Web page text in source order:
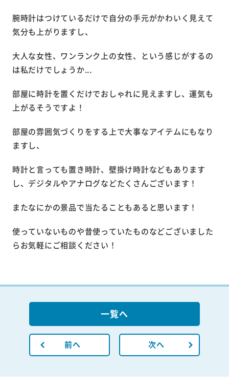
腕時計はつけているだけで自分の手元がかわいく見えて
気分も上がりますし、
大人な女性、ワンランク上の女性、という感じがするの
は私だけでしょうか...
部屋に時計を置くだけでおしゃれに見えますし、運気も
上がるそうですよ！
部屋の雰囲気づくりをする上で大事なアイテムにもなり
ますし、
時計と言っても置き時計、壁掛け時計などもあります
し、デジタルやアナログなどたくさんございます！
またなにかの景品で当たることもあると思います！
使っていないものや昔使っていたものなどございました
らお気軽にご相談ください！
前へ
一覧へ
次へ